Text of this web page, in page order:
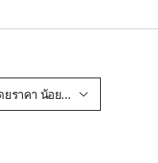
จัดประเภทโดยราคา น้อยไปหามาก